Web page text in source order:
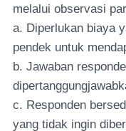
melalui observasi
a. Diperlukan biaya
pendek untuk
b. Jawaban
c. Responden
yang tidak ingin